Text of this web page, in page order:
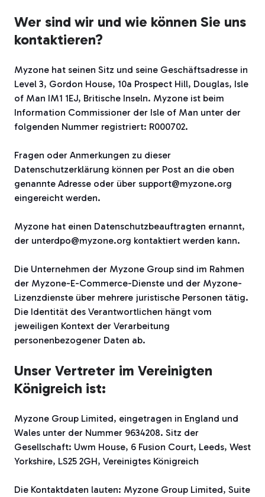
Wer sind wir und wie können Sie uns
kontaktieren?
Myzone hat seinen Sitz und seine Geschäftsadresse in
Level 3, Gordon House, 10a Prospect Hill, Douglas, Isle
of Man IM1 1EJ, Britische Inseln. Myzone ist beim
Information Commissioner der Isle of Man unter der
folgenden Nummer registriert: R000702.
Fragen oder Anmerkungen zu dieser
Datenschutzerklärung können per Post an die oben
genannte Adresse oder über support@myzone.org
eingereicht werden.
Myzone hat einen Datenschutzbeauftragten ernannt,
der unterdpo@myzone.org kontaktiert werden kann.
Die Unternehmen der Myzone Group sind im Rahmen
der Myzone-E-Commerce-Dienste und der Myzone-
Lizenzdienste über mehrere juristische Personen tätig.
Die Identität des Verantwortlichen hängt vom
jeweiligen Kontext der Verarbeitung
personenbezogener Daten ab.
Unser Vertreter im Vereinigten
Königreich ist:
Myzone Group Limited, eingetragen in England und
Wales unter der Nummer 9634208. Sitz der
Gesellschaft: Uwm House, 6 Fusion Court, Leeds, West
Yorkshire, LS25 2GH, Vereinigtes Königreich
Die Kontaktdaten lauten: Myzone Group Limited, Suite